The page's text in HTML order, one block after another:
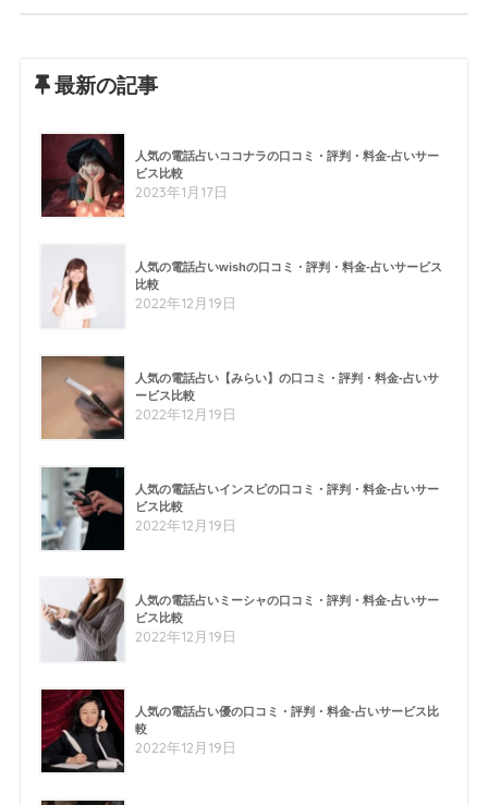
最新の記事
人気の電話占いココナラの口コミ・評判・料金-占いサー
ビス比較
2023年1月17日
人気の電話占いwishの口コミ・評判・料金-占いサービス
比較
2022年12月19日
人気の電話占い【みらい】の口コミ・評判・料金-占いサ
ービス比較
2022年12月19日
人気の電話占いインスピの口コミ・評判・料金-占いサー
ビス比較
2022年12月19日
人気の電話占いミーシャの口コミ・評判・料金-占いサー
ビス比較
2022年12月19日
人気の電話占い優の口コミ・評判・料金-占いサービス比
較
2022年12月19日